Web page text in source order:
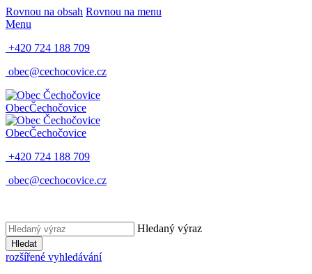
Rovnou na obsah Rovnou na menu
Menu
+420 724 188 709
obec@cechocovice.cz
ObecČechočovice
ObecČechočovice
+420 724 188 709
obec@cechocovice.cz
Hledaný výraz
Hledat
rozšířené vyhledávání